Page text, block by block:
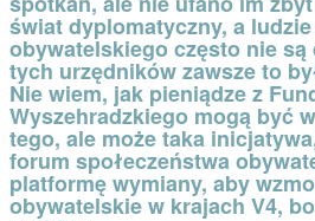
świat dyplomatyczny, a
obywatelskiego często nie
tych urzędników zawsze to
Nie wiem, jak pieniądze z
Wyszehradzkiego mogą być
tego, ale może taka
forum społeczeństwa
platformę wymiany, aby
obywatelskie w krajach V4,